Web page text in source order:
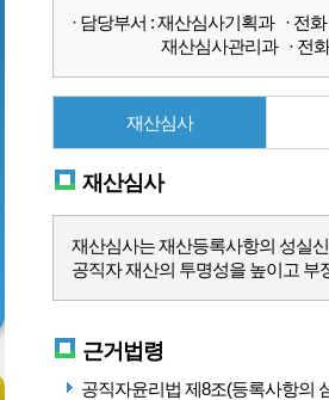
· 담당부서 : 재산심사기획과 · 전화
재산심사관리과 · 전화
재산심사
재산심사
재산심사는 재산등록사항의 성실
공직자 재산의 투명성을 높이고
근거법령
공직자윤리법 제8조(등록사항의